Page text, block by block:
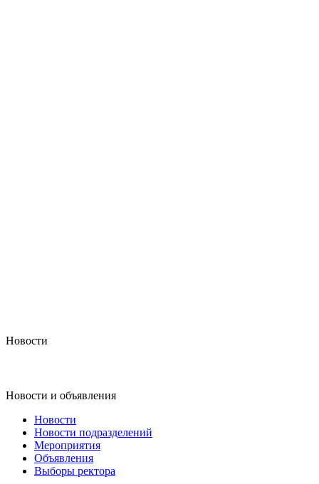
Новости
Новости и объявления
Новости
Новости подразделений
Мероприятия
Объявления
Выборы ректора